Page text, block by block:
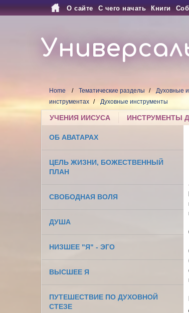
О сайте С чего начать Книги
Home Тематические разделы Духовные
инструментах
Духовные инструменты
УЧЕНИЯ ИИСУСА ИНСТРУМЕНТЫ
ОБ АВАТАРАХ
ЦЕЛЬ ЖИЗНИ, БОЖЕСТВЕННЫЙ
ПЛАН
СВОБОДНАЯ ВОЛЯ
ДУША
НИЗШЕЕ "Я" - ЭГО
ВЫСШЕЕ Я
ПУТЕШЕСТВИЕ ПО ДУХОВНОЙ
СТЕЗЕ